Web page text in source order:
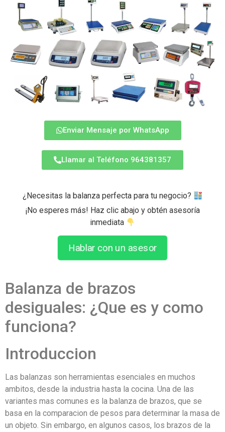
Enviar Mensaje por WhatsApp
Llamar al Teléfono 964381357
¿Necesitas la balanza perfecta para tu negocio?
¡No esperes más! Haz clic abajo y obtén asesoría
inmediata
Hablar con un asesor
Balanza de brazos
desiguales: ¿Que es y como
funciona?
Introduccion
Las balanzas son herramientas esenciales en muchos
ambitos, desde la industria hasta la cocina. Una de las
variantes mas comunes es la balanza de brazos, que se
basa en la comparacion de pesos para determinar la masa de
un objeto. Sin embargo, en algunos casos, los brazos de la